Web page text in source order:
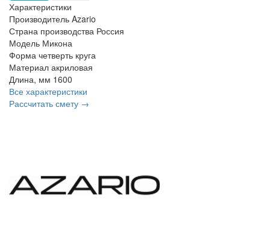
Характеристики
Производитель Azario
Страна производства Россия
Модель Микона
Форма четверть круга
Материал акриловая
Длина, мм 1600
Все характеристики
Рассчитать смету →